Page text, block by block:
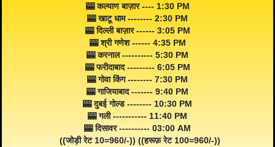
🎰 कल्याण बाज़ार ---- 1:30 PM
🎰 खाटू धाम -------- 2:30 PM
🎰 दिल्ली बाज़ार ------ 3:05 PM
🎰 श्री गणेश ------ 4:35 PM
🎰 करनाल ---------- 5:30 PM
🎰 फरीदाबाद --------- 6:05 PM
🎰 गोवा किंग -------- 7:30 PM
🎰 गाजियाबाद ------- 9:40 PM
🎰 दुबई गोल्ड -------- 10:30 PM
🎰 गली ----------- 11:40 PM
🎰 दिसावर ---------- 03:00 AM
((जोड़ी रेट 10=960/-)) ((हरूफ़ रेट 100=960/-))